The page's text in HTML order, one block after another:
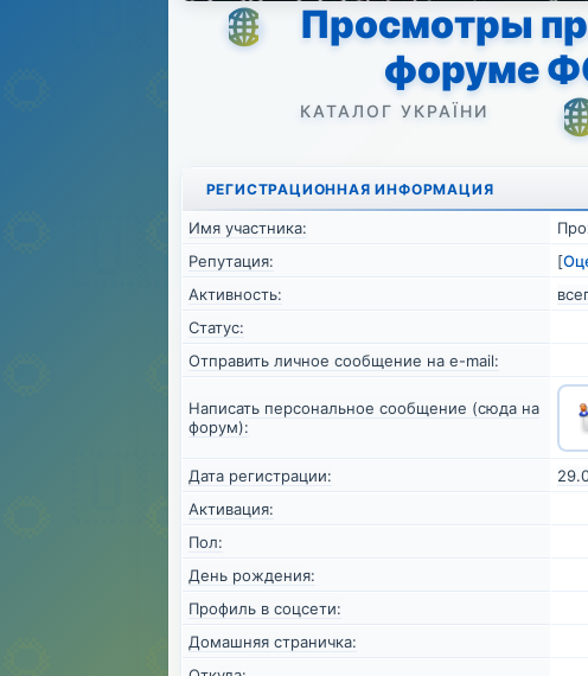
Просмотры
форуме
РЕГИСТРАЦИОННАЯ ИНФОРМАЦИЯ
Имя участника:
Репутация:
[
Активность:
Статус:
Отправить личное сообщение на e-mail:
Написать персональное сообщение (сюда на
форум):
Дата регистрации:
Активация:
Пол:
День рождения:
Профиль в соцсети:
Домашняя страничка: